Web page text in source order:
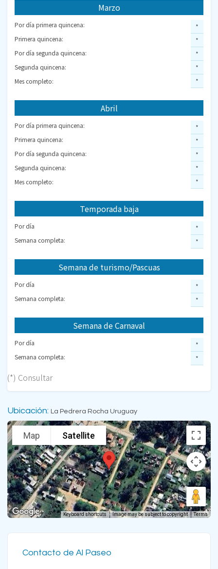
Marzo
Por día primera quincena:
Primera quincena:
Por día segunda quincena:
Segunda quincena:
Mes completo:
*
*
*
*
*
Abril
Por día primera quincena:
Primera quincena:
Por día segunda quincena:
Segunda quincena:
Mes completo:
*
*
*
*
*
Temporada baja
Por día
Semana completa:
*
*
Semana de turismo/Pascuas
Por día
Semana completa:
*
*
Semana de Carnaval
Por día
Semana completa:
*
*
(*) Consultar
Ubicación: La Pedrera Rocha Uruguay
Map Satellite
Keyboard shortcuts Image may be subject to copyright Terms
Contacto de Al Paseo